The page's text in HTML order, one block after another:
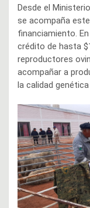
Desde el
se acompaña
financiamiento.
crédito de hasta
reproductores
acompañar a
la calidad